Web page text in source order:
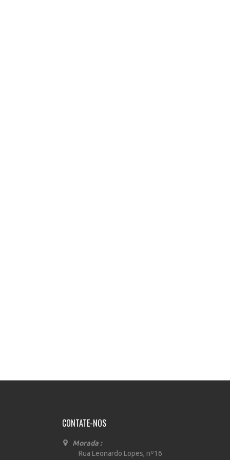
CONTATE-NOS
Morada :
Rua Leonardo Lopes, nº16